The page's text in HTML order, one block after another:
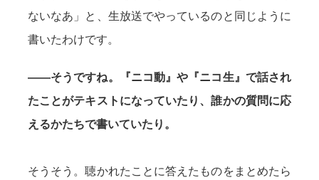
ないなあ」と、生放送でやっているのと同じように
書いたわけです。
——そうですね。『ニコ動』や『ニコ生』で話され
たことがテキストになっていたり、誰かの質問に応
えるかたちで書いていたり。
そうそう。聴かれたことに答えたものをまとめたら